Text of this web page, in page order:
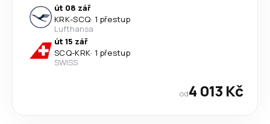
út 08 zář
KRK-SCQ· 1 přestup
Lufthansa
út 15 zář
SCQ-KRK· 1 přestup
SWISS
od4 013 Kč